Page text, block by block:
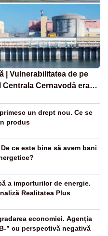
| Vulnerabilitatea de pe
Cernavodă era
un drept nou. Ce se
produs
ce este bine să avem bani
a importurilor de energie.
Realitatea Plus
economiei. Agenția
” cu perspectivă negativă